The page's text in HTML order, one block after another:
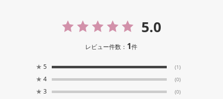
5.0
レビュー件数： 1件
★ 5 (1)
★ 4 (0)
★ 3 (0)